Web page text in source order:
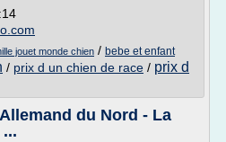
jouet monde chien / bebe et enfant
/ prix d un chien de race / prix d
du Nord - La